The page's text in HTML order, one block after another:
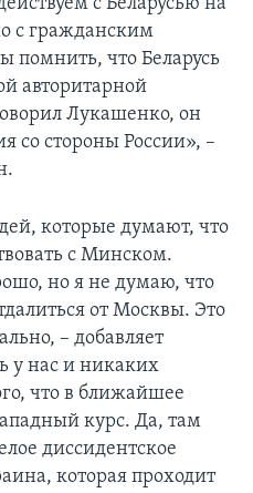
с Беларусью на
с гражданским
что Беларусь
авторитарной
Лукашенко, он
со стороны России», –
которые думают, что
с Минском.
но я не думаю, что
от Москвы. Это
– добавляет
у нас и никаких
что в ближайшее
курс. Да, там
диссидентское
которая проходит